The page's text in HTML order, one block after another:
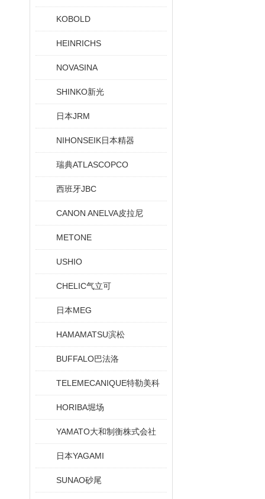
KOBOLD
HEINRICHS
NOVASINA
SHINKO新光
日本JRM
NIHONSEIK日本精器
瑞典ATLASCOPCO
西班牙JBC
CANON ANELVA皮拉尼
METONE
USHIO
CHELIC气立可
日本MEG
HAMAMATSU滨松
BUFFALO巴法洛
TELEMECANIQUE特勒美科
HORIBA堀场
YAMATO大和制衡株式会社
日本YAGAMI
SUNAO砂尾